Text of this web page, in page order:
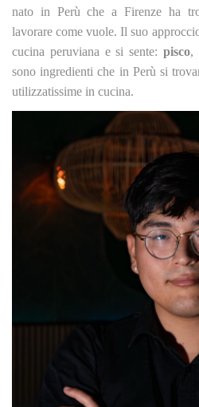
nato in Perù che a Firenze ha
lavorare come vuole. Il suo
cucina peruviana e si sente: pisco,
sono ingredienti che in Perù si
utilizzatissime in cucina.